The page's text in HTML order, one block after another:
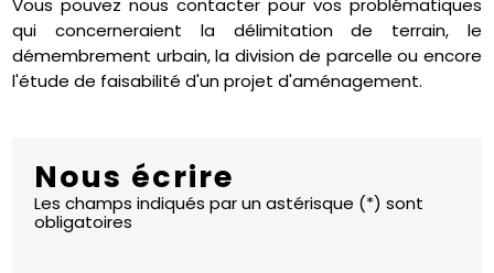
Vous pouvez nous contacter pour vos problématiques
qui concerneraient la délimitation de terrain, le
démembrement urbain, la division de parcelle ou encore
l'étude de faisabilité d'un projet d'aménagement.
Nous écrire
Les champs indiqués par un astérisque (*) sont
obligatoires